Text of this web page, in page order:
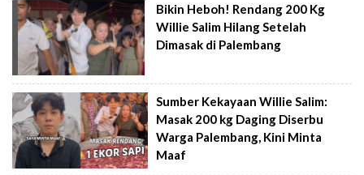
Bikin Heboh! Rendang 200 Kg
Willie Salim Hilang Setelah
Dimasak di Palembang
Sumber Kekayaan Willie Salim:
Masak 200 kg Daging Diserbu
Warga Palembang, Kini Minta
Maaf